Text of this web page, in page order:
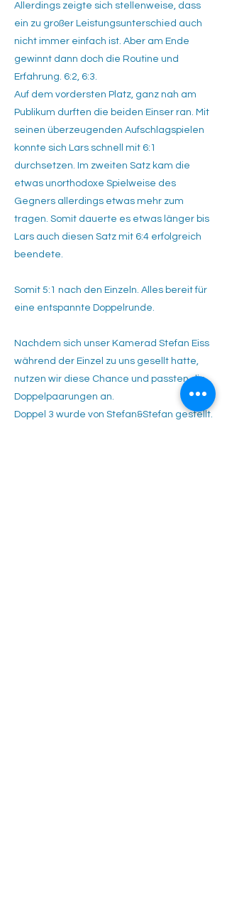
Allerdings zeigte sich stellenweise, dass
ein zu großer Leistungsunterschied auch
nicht immer einfach ist. Aber am Ende
gewinnt dann doch die Routine und
Erfahrung. 6:2, 6:3.
Auf dem vordersten Platz, ganz nah am
Publikum durften die beiden Einser ran. Mit
seinen überzeugenden Aufschlagspielen
konnte sich Lars schnell mit 6:1
durchsetzen. Im zweiten Satz kam die
etwas unorthodoxe Spielweise des
Gegners allerdings etwas mehr zum
tragen. Somit dauerte es etwas länger bis
Lars auch diesen Satz mit 6:4 erfolgreich
beendete.
Somit 5:1 nach den Einzeln. Alles bereit für
eine entspannte Doppelrunde.
Nachdem sich unser Kamerad Stefan Eiss
während der Einzel zu uns gesellt hatte,
nutzen wir diese Chance und passten die
Doppelpaarungen an.
Doppel 3 wurde von Stefan&Stefan gestellt.